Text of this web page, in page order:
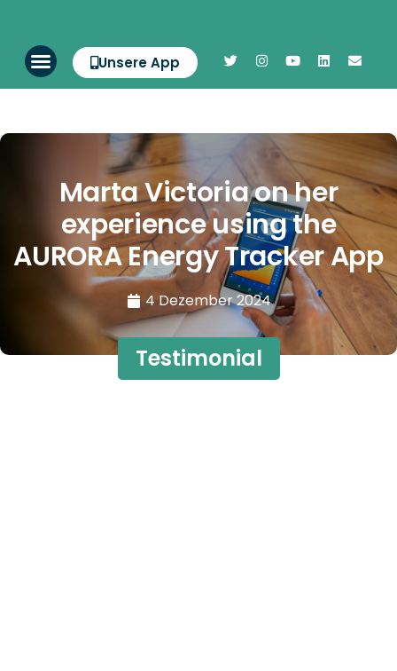
Unsere App
Marta Victoria on her
experience using the
AURORA Energy Tracker App
4 Dezember 2024
Testimonial